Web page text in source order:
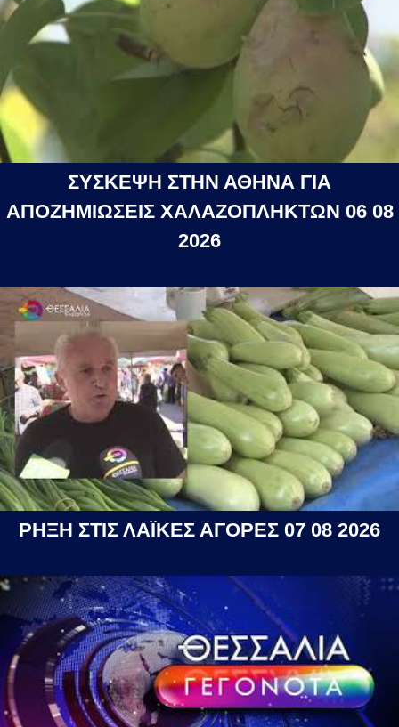
ΣΥΣΚΕΨΗ ΣΤΗΝ ΑΘΗΝΑ ΓΙΑ
ΑΠΟΖΗΜΙΩΣΕΙΣ ΧΑΛΑΖΟΠΛΗΚΤΩΝ 06 08
2026
ΡΗΞΗ ΣΤΙΣ ΛΑΪΚΕΣ ΑΓΟΡΕΣ 07 08 2026